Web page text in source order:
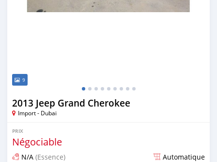
9
2013 Jeep Grand Cherokee
Import - Dubai
PRIX
Négociable
N/A (Essence) Automatique